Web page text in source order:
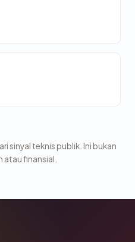
sinyal teknis publik. Ini bukan
atau finansial.